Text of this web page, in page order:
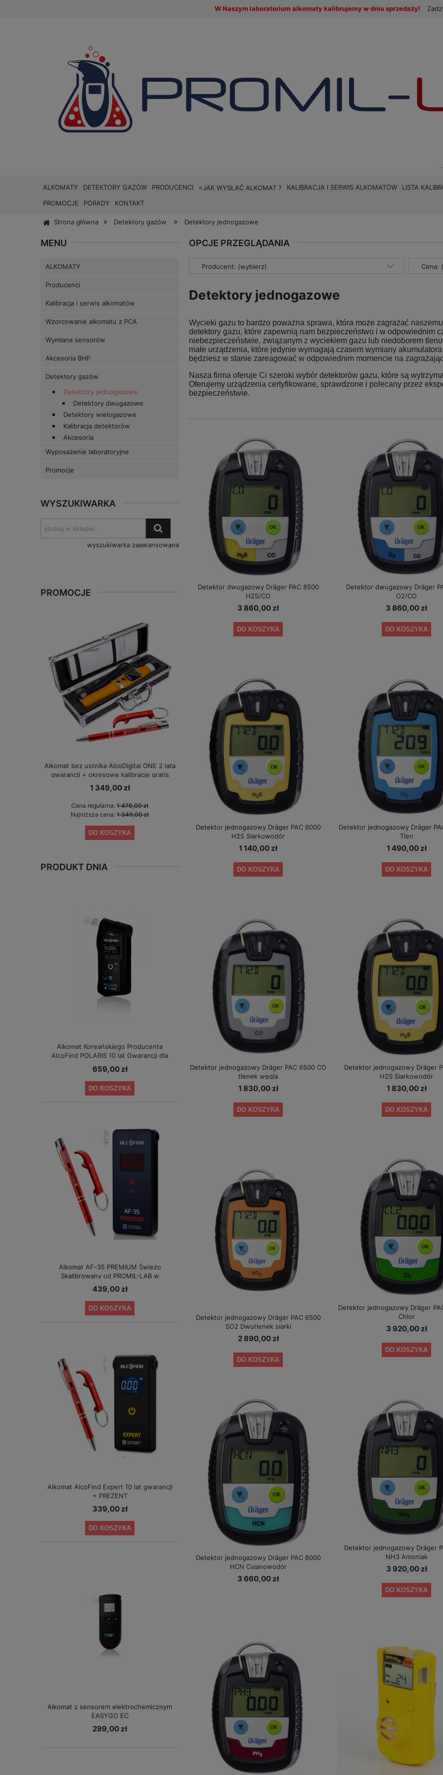
W Naszym laboratorium alkomaty kalibrujemy w dniu sprzedaży!
ALKOMATY DETEKTORY GAZÓW PRODUCENCI ⭐JAK WYSŁAĆ ALKOMAT ? KALIBRACJA I SERWIS ALKOMATÓW LISTA
PROMOCJE
PORADY KONTAKT
Strona główna » Detektory gazów » Detektory jednogazowe
MENU
ALKOMATY
Producenci
Kalibracja i serwis alkomatów
Wzorcowanie alkomatu z PCA
Wymiana sensorów
Akcesoria BHP
Detektory gazów
Detektory jednogazowe
Detektory dwugazowe
Detektory wielogazowe
Kalibracja detektorów
Akcesoria
Wyposażenie laboratoryjne
Promocje
WYSZUKIWARKA
wyszukiwarka zaawansowana
PROMOCJE
Alkomat bez ustnika AlcoDigital ONE 2 lata
gwarancji + okresowe kalibracje gratis
1 349,00 zł
Cena regularna: 1 479,00 zł
Najniższa cena: 1 349,00 zł
DO KOSZYKA
Alkomat AlcoFind Elite + kalibracje
349,00 zł
Cena regularna:
Najniższa cena:349,00 zł
DO KOSZYKA
Alkomat Elektrochemiczny AlcoFind
8500E + certyfikat
319,00 zł
Cena regularna:
Najniższa cena:319,00 zł
DO KOSZYKA
PRODUKT DNIA
Alkomat Koreańskiego Producenta
AlcoFind POLARIS 10 lat Gwarancji dla
Małych Firm
659,00 zł
DO KOSZYKA
Alkomat AF-35 PREMIUM Świeżo
Skalibrowany od PROMIL-LAB w
specjalnej cenie!
439,00 zł
DO KOSZYKA
Alkomat AlcoFind Expert 10 lat gwarancji
+ PREZENT
339,00 zł
DO KOSZYKA
Alkomat z sensorem elektrochemicznym
EASYGO EC
299,00 zł
OPCJE PRZEGLĄDANIA
Producent: (wybierz) Cena:
Detektory jednogazowe
Wycieki gazu to bardzo poważna sprawa, która może zagrażać
detektory gazu, które zapewnią nam bezpieczeństwo i w odpowiednim
niebezpieczeństwie, związanym z wyciekiem gazu lub niedoborem
małe urządzenia, które jedynie wymagają czasem wymiany
będziesz w stanie zareagować w odpowiednim momencie na
Nasza firma oferuje Ci szeroki wybór detektorów gazu, które są
Oferujemy urządzenia certyfikowane, sprawdzone i polecany przez
bezpieczeństwie.
Detektor dwugazowy Dräger PAC 8500
H2S/CO
3 860,00 zł
DO KOSZYKA
Detektor dwugazowy Dräger
O2/CO
3 860,00 zł
DO KOSZYKA
Detektor jednogazowy Dräger PAC 6000
H2S Siarkowodór
1 140,00 zł
DO KOSZYKA
Detektor jednogazowy Dräger
Tlen
1 490,00 zł
DO KOSZYKA
Detektor jednogazowy Dräger PAC 6500 CO
tlenek węgla
1 830,00 zł
DO KOSZYKA
Detektor jednogazowy Dräger
H2S Siarkowodór
1 830,00 zł
DO KOSZYKA
Detektor jednogazowy Dräger PAC 6500
SO2 Dwutlenek siarki
2 890,00 zł
DO KOSZYKA
Detektor jednogazowy Dräger
Chlor
3 920,00 zł
DO KOSZYKA
Detektor jednogazowy Dräger PAC 8000
HCN Cyjanowodór
3 660,00 zł
Detektor jednogazowy Dräger
NH3 Amoniak
3 920,00 zł
DO KOSZYKA